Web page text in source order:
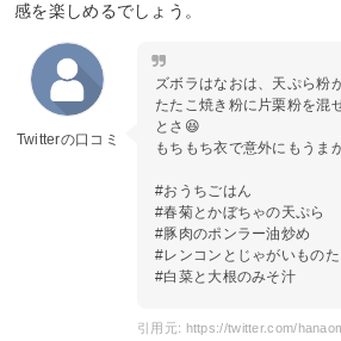
感を楽しめるでしょう。
Twitterの口コミ
ズボラはなおは、天ぷら粉
たたこ焼き粉に片栗粉を混
とさ😆
もちもち衣で意外にもうま
#おうちごはん
#春菊とかぼちゃの天ぷら
#豚肉のポンラー油炒め
#レンコンとじゃがいものた
#白菜と大根のみそ汁